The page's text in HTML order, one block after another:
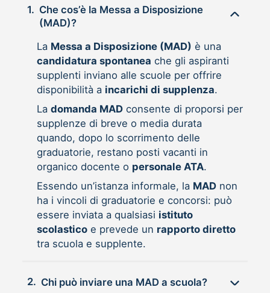
1. Che cos’è la Messa a Disposizione
(MAD)?
La Messa a Disposizione (MAD) è una
candidatura spontanea che gli aspiranti
supplenti inviano alle scuole per offrire
disponibilità a incarichi di supplenza.
La domanda MADconsente di proporsi per
supplenze di breve o media durata
quando, dopo lo scorrimento delle
graduatorie, restano posti vacanti in
organico docente o personale ATA.
Essendo un’istanza informale, la MADnon
ha i vincoli di graduatorie e concorsi: può
essere inviata a qualsiasi istituto
scolasticoe prevede un rapporto diretto
tra scuola e supplente.
2. Chi può inviare una MAD a scuola?